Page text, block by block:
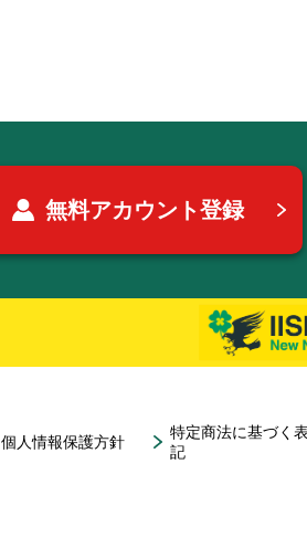
無料アカウント登録
個人情報保護方針
特定商法に基づく
記